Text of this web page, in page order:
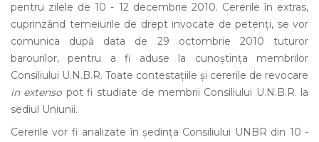
pentru zilele de 10 - 12 decembrie 2010. Cererile în extras,
cuprinzând temeiurile de drept invocate de petenţi, se vor
comunica după data de 29 octombrie 2010 tuturor
barourilor, pentru a fi aduse la cunoştinţa membrilor
Consiliului U.N.B.R. Toate contestaţiile şi cererile de revocare
in extensopot fi studiate de membrii Consiliului U.N.B.R. la
sediul Uniunii.
Cererile vor fi analizate în şedinţa Consiliului UNBR din 10 -